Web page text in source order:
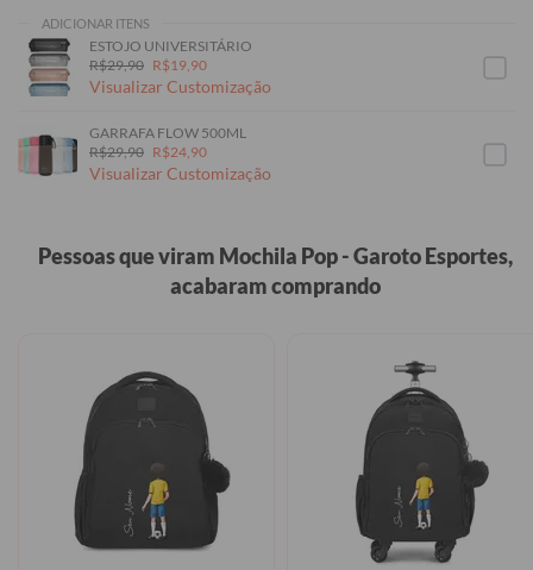
ADICIONAR ITENS
ESTOJO UNIVERSITÁRIO
R$29,90 R$19,90
Visualizar Customização
GARRAFA FLOW 500ML
R$29,90 R$24,90
Visualizar Customização
Pessoas que viram Mochila Pop - Garoto Esportes,
acabaram comprando